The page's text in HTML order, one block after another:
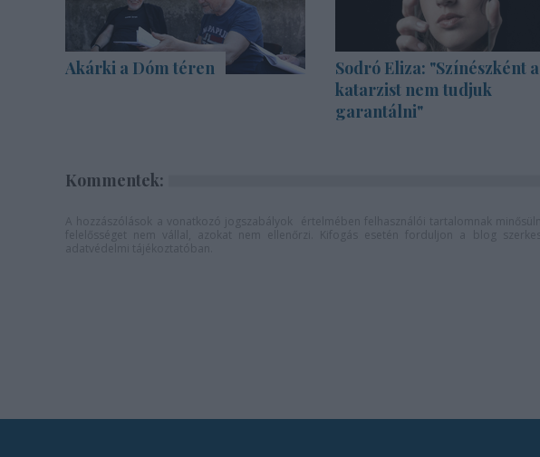
Akárki a Dóm téren
Sodró Eliza: "Színészként a
katarzist nem tudjuk
garantálni"
Kommentek: